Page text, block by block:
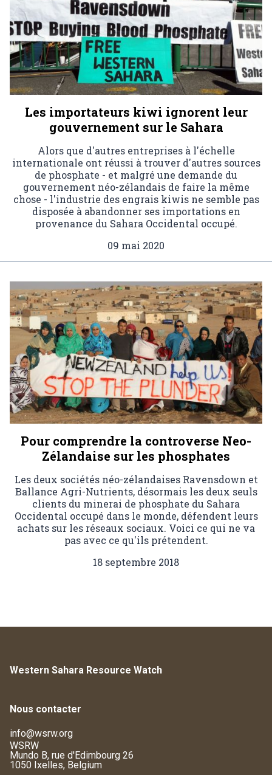
Les importateurs kiwi ignorent leur
gouvernement sur le Sahara
Alors que d'autres entreprises à l'échelle
internationale ont réussi à trouver d'autres sources
de phosphate - et malgré une demande du
gouvernement néo-zélandais de faire la même
chose - l'industrie des engrais kiwis ne semble pas
disposée à abandonner ses importations en
provenance du Sahara Occidental occupé.
09 mai 2020
Pour comprendre la controverse Neo-
Zélandaise sur les phosphates
Les deux sociétés néo-zélandaises Ravensdown et
Ballance Agri-Nutrients, désormais les deux seuls
clients du minerai de phosphate du Sahara
Occidental occupé dans le monde, défendent leurs
achats sur les réseaux sociaux. Voici ce qui ne va
pas avec ce qu'ils prétendent.
18 septembre 2018
Western Sahara Resource Watch
Nous contacter
info@wsrw.org
WSRW
Mundo B, rue d'Edimbourg 26
1050 Ixelles, Belgium